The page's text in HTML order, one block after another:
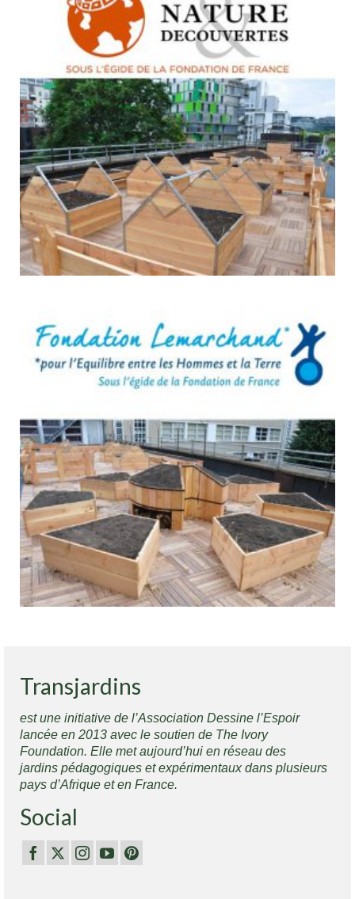
Transjardins
est une initiative de l’Association Dessine l’Espoir
lancée en 2013 avec le soutien de The Ivory
Foundation. Elle met aujourd’hui en réseau des
jardins pédagogiques et expérimentaux dans plusieurs
pays d’Afrique et en France.
Social